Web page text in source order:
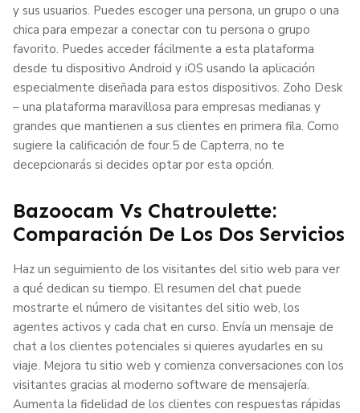
y sus usuarios. Puedes escoger una persona, un grupo o una
chica para empezar a conectar con tu persona o grupo
favorito. Puedes acceder fácilmente a esta plataforma
desde tu dispositivo Android y iOS usando la aplicación
especialmente diseñada para estos dispositivos. Zoho Desk
– una plataforma maravillosa para empresas medianas y
grandes que mantienen a sus clientes en primera fila. Como
sugiere la calificación de four.5 de Capterra, no te
decepcionarás si decides optar por esta opción.
Bazoocam Vs Chatroulette:
Comparación De Los Dos Servicios
Haz un seguimiento de los visitantes del sitio web para ver
a qué dedican su tiempo. El resumen del chat puede
mostrarte el número de visitantes del sitio web, los
agentes activos y cada chat en curso. Envía un mensaje de
chat a los clientes potenciales si quieres ayudarles en su
viaje. Mejora tu sitio web y comienza conversaciones con los
visitantes gracias al moderno software de mensajería.
Aumenta la fidelidad de los clientes con respuestas rápidas